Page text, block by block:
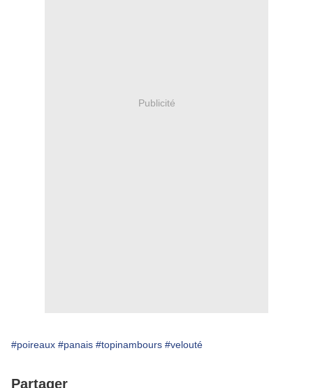
Publicité
#poireaux #panais #topinambours #velouté
Partager